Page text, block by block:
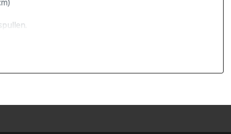
en compressor koelkast.